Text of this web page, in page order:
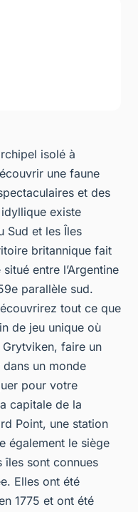
isolé à
une faune
et des
existe
Sud et les Îles
britannique fait
entre l’Argentine
parallèle sud.
tout ce que
de jeu unique où
faire un
un monde
pour votre
capitale de la
Point, une station
également le siège
îles sont connues
Elles ont été
1775 et ont été